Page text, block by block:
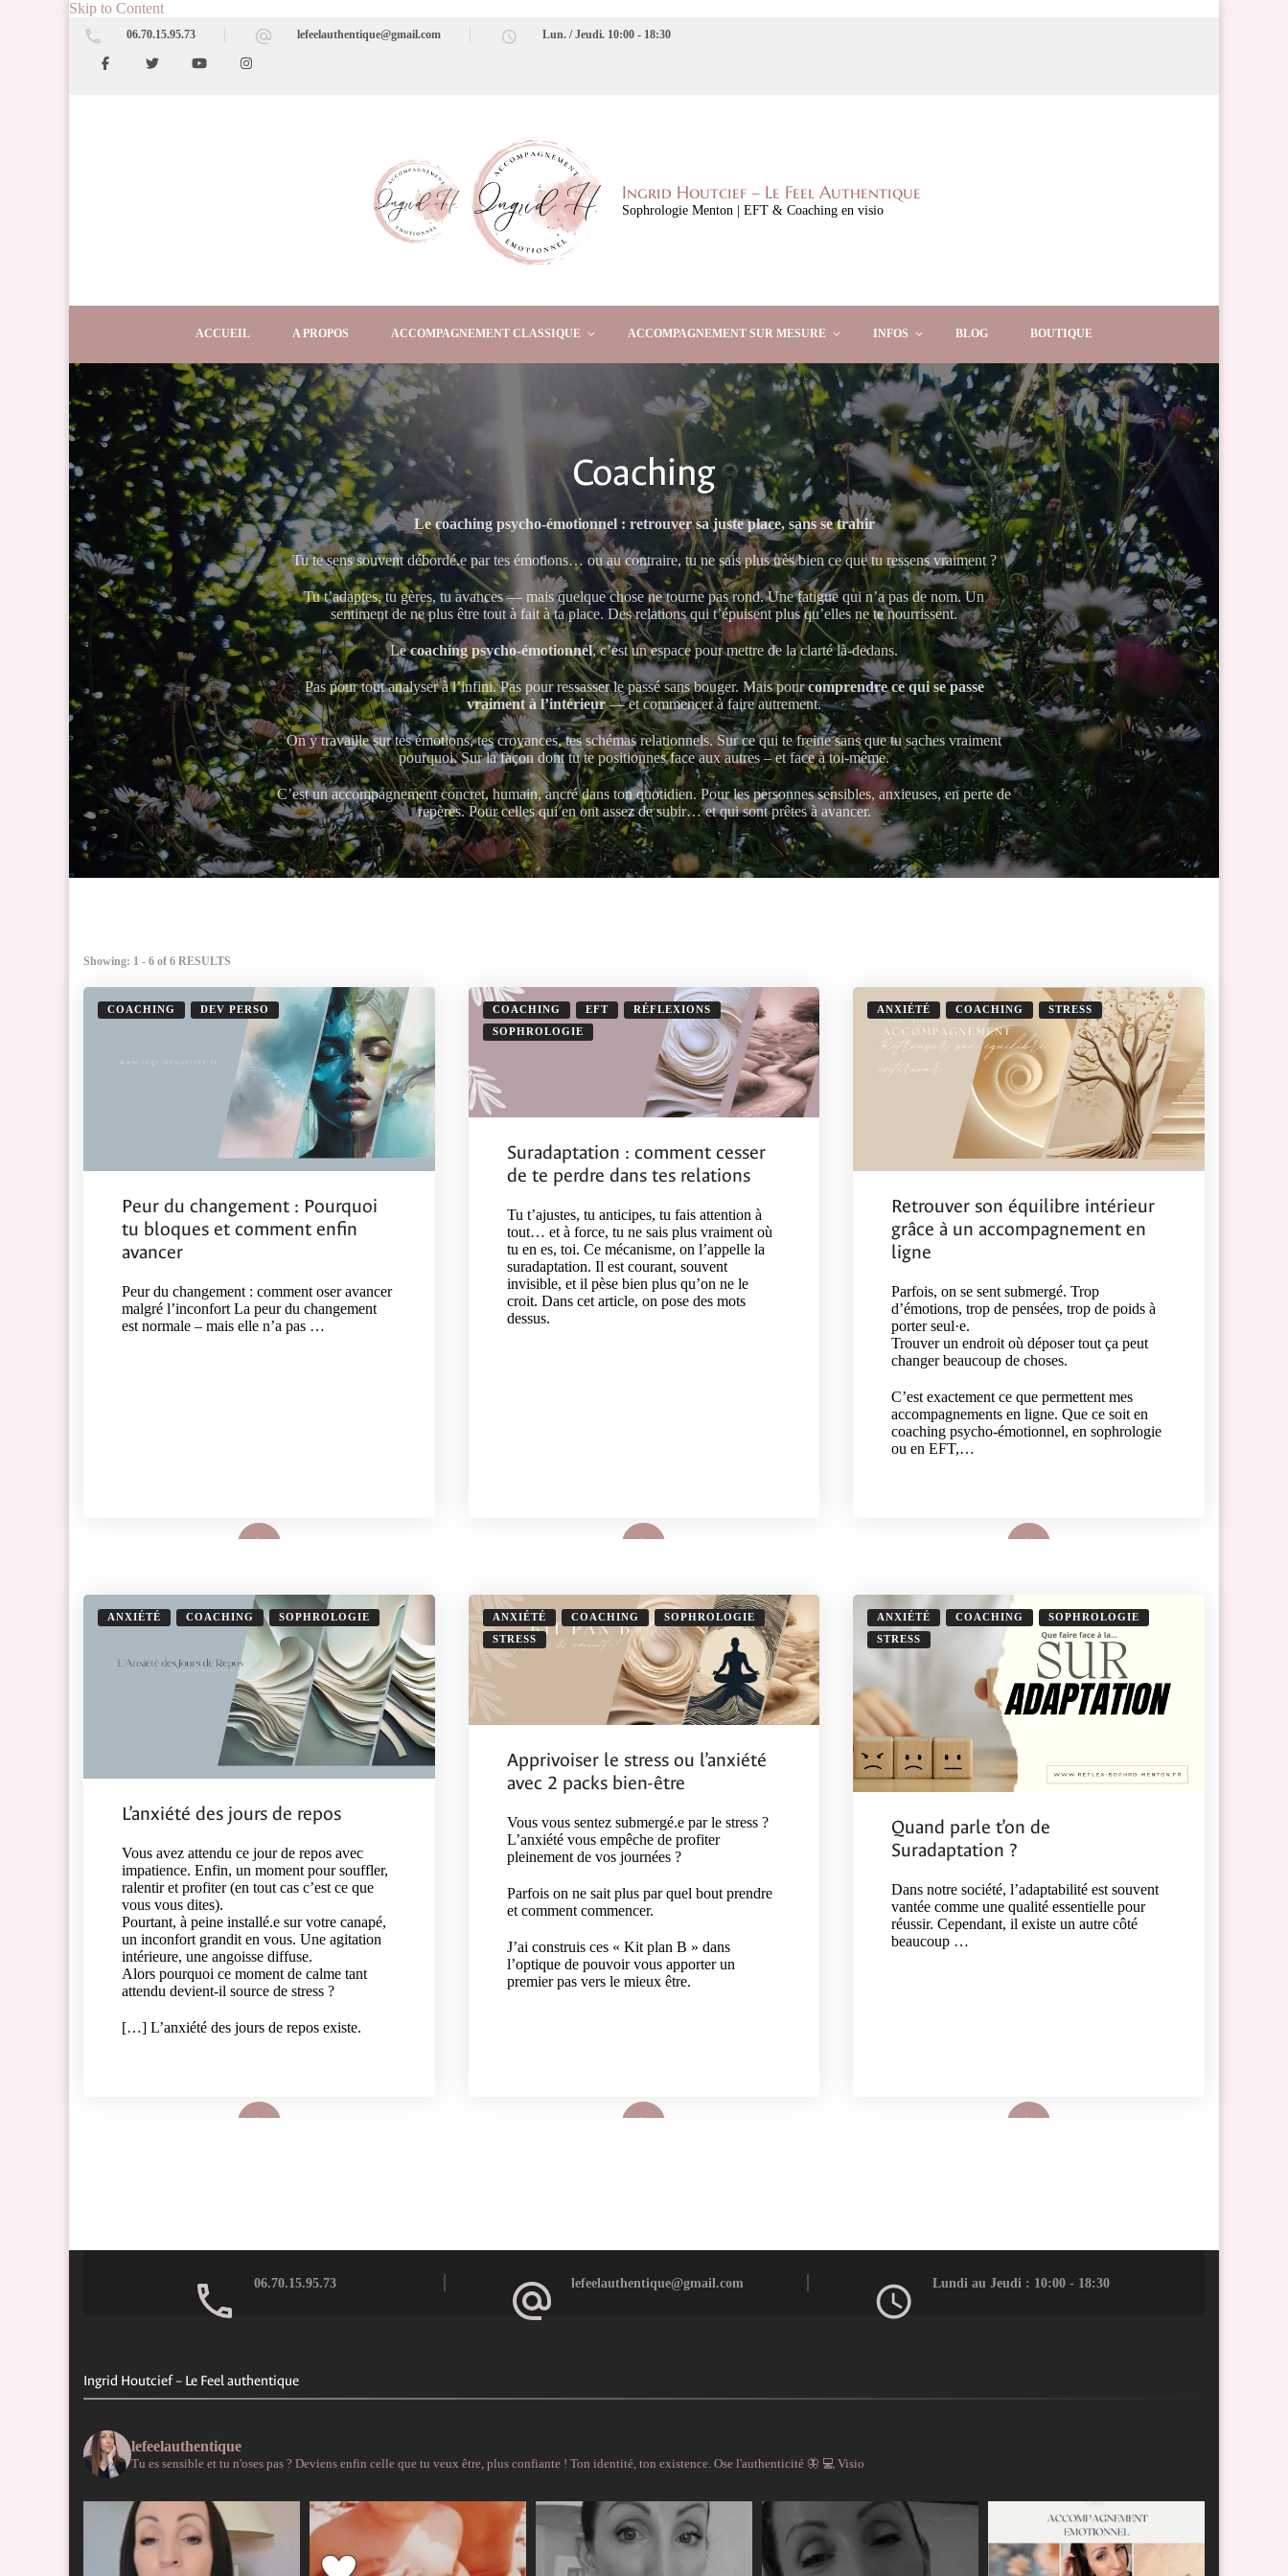
Skip to Content
06.70.15.95.73 lefeelauthentique@gmail.com Lun. / Jeudi. 10:00 - 18:30
Ingrid Houtcief – Le Feel Authentique
Sophrologie Menton | EFT & Coaching en visio
ACCUEIL A PROPOS ACCOMPAGNEMENT CLASSIQUE ACCOMPAGNEMENT SUR MESURE INFOS BLOG BOUTIQUE
Coaching
Le coaching psycho-émotionnel : retrouver sa juste place, sans se trahir
Tu te sens souvent débordé.e par tes émotions… ou au contraire, tu ne sais plus très bien ce que tu ressens vraiment ?
Tu t’adaptes, tu gères, tu avances — mais quelque chose ne tourne pas rond. Une fatigue qui n’a pas de nom. Un
sentiment de ne plus être tout à fait à ta place. Des relations qui t’épuisent plus qu’elles ne te nourrissent.
Lecoaching psycho-émotionnel, c’est un espace pour mettre de la clarté là-dedans.
Pas pour tout analyser à l’infini. Pas pour ressasser le passé sans bouger. Mais pourcomprendre ce qui se passe
vraiment à l’intérieur— et commencer à faire autrement.
On y travaille sur tes émotions, tes croyances, tes schémas relationnels. Sur ce qui te freine sans que tu saches vraiment
pourquoi. Sur la façon dont tu te positionnes face aux autres – et face à toi-même.
C’est un accompagnement concret, humain, ancré dans ton quotidien. Pour les personnes sensibles, anxieuses, en perte de
repères. Pour celles qui en ont assez de subir… et qui sont prêtes à avancer.
Showing: 1 - 6 of 6 RESULTS
COACHING DEV PERSO
Peur du changement : Pourquoi
tu bloques et comment enfin
avancer
Peur du changement : comment oser avancer
malgré l’inconfort La peur du changement
est normale – mais elle n’a pas …
COACHING EFT RÉFLEXIONS
SOPHROLOGIE
Suradaptation : comment cesser
de te perdre dans tes relations
Tu t’ajustes, tu anticipes, tu fais attention à
tout… et à force, tu ne sais plus vraiment où
tu en es, toi. Ce mécanisme, on l’appelle la
suradaptation. Il est courant, souvent
invisible, et il pèse bien plus qu’on ne le
croit. Dans cet article, on pose des mots
dessus.
ANXIÉTÉ COACHING STRESS
Retrouver son équilibre intérieur
grâce à un accompagnement en
ligne
Parfois, on se sent submergé. Trop
d’émotions, trop de pensées, trop de poids à
porter seul·e.
Trouver un endroit où déposer tout ça peut
changer beaucoup de choses.
C’est exactement ce que permettent mes
accompagnements en ligne. Que ce soit en
coaching psycho-émotionnel, en sophrologie
ou en EFT,…
ANXIÉTÉ COACHING SOPHROLOGIE
L’anxiété des jours de repos
Vous avez attendu ce jour de repos avec
impatience. Enfin, un moment pour souffler,
ralentir et profiter (en tout cas c’est ce que
vous vous dites).
Pourtant, à peine installé.e sur votre canapé,
un inconfort grandit en vous. Une agitation
intérieure, une angoisse diffuse.
Alors pourquoi ce moment de calme tant
attendu devient-il source de stress ?
[…] L’anxiété des jours de repos existe.
ANXIÉTÉ COACHING SOPHROLOGIE
STRESS
Apprivoiser le stress ou l’anxiété
avec 2 packs bien-être
Vous vous sentez submergé.e par le stress ?
L’anxiété vous empêche de profiter
pleinement de vos journées ?
Parfois on ne sait plus par quel bout prendre
et comment commencer.
J’ai construis ces « Kit plan B » dans
l’optique de pouvoir vous apporter un
premier pas vers le mieux être.
ANXIÉTÉ COACHING SOPHROLOGIE
STRESS
Quand parle t’on de
Suradaptation ?
Dans notre société, l’adaptabilité est souvent
vantée comme une qualité essentielle pour
réussir. Cependant, il existe un autre côté
beaucoup …
06.70.15.95.73 lefeelauthentique@gmail.com Lundi au Jeudi : 10:00 - 18:30
Ingrid Houtcief – Le Feel authentique
lefeelauthentique
Tu es sensible et tu n'oses pas ? Deviens enfin celle que tu veux être, plus confiante ! Ton identité, ton existence. Ose l'authenticité 🦋 💻 Visio